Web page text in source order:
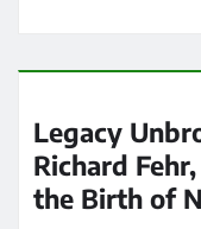
Legacy
Richard
the Birth of